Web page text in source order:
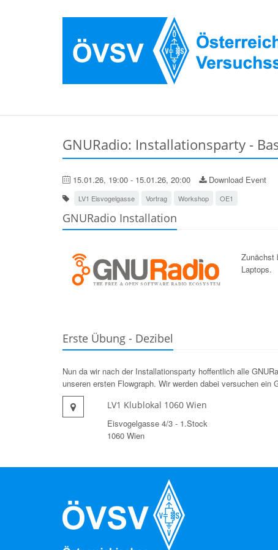
GNURadio: Installationsparty -
15.01.26, 19:00 - 15.01.26, 20:00 Download Event
LV1 Eisvogelgasse Vortrag Workshop OE1
GNURadio Installation
Zunächst
Laptops.
Erste Übung - Dezibel
Nun da wir nach der Installationsparty hoffentlich alle
unseren ersten Flowgraph. Wir werden dabei versuchen ein
LV1 Klublokal 1060 Wien
Eisvogelgasse 4/3 - 1.Stock
1060 Wien